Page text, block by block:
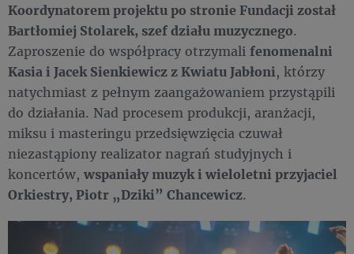
Koordynatorem projektu po stronie Fundacji został
Bartłomiej Stolarek, szef działu muzycznego.
Zaproszenie do współpracy otrzymali fenomenalni
Kasia i Jacek Sienkiewicz z Kwiatu Jabłoni, którzy
natychmiast z pełnym zaangażowaniem przystąpili
do działania. Nad procesem produkcji, aranżacji,
miksu i masteringu przedsięwzięcia czuwał
niezastąpiony realizator nagrań studyjnych i
koncertów, wspaniały muzyk i wieloletni przyjaciel
Orkiestry, Piotr „Dziki” Chancewicz.